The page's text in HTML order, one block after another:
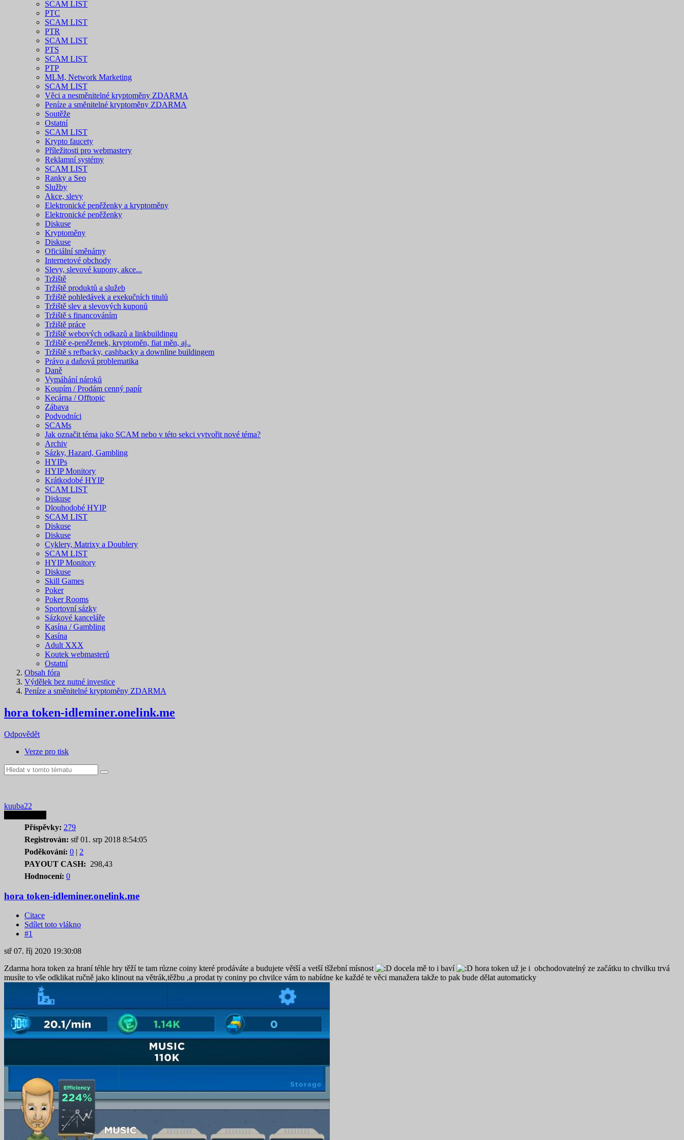
SCAM LIST
PTC
SCAM LIST
PTR
SCAM LIST
PTS
SCAM LIST
PTP
MLM, Network Marketing
SCAM LIST
Věci a nesměnitelné kryptoměny ZDARMA
Peníze a směnitelné kryptoměny ZDARMA
Soutěže
Ostatní
SCAM LIST
Krypto faucety
Příležitosti pro webmastery
Reklamní systémy
SCAM LIST
Ranky a Seo
Služby
Akce, slevy
Elektronické peněženky a kryptoměny
Elektronické peněženky
Diskuse
Kryptoměny
Diskuse
Oficiální směnárny
Internetové obchody
Slevy, slevové kupony, akce...
Tržiště
Tržiště produktů a služeb
Tržiště pohledávek a exekučních titulů
Tržiště slev a slevových kuponů
Tržiště s financováním
Tržiště práce
Tržiště webových odkazů a linkbuildingu
Tržiště e-peněženek, kryptoměn, fiat měn, aj..
Tržiště s refbacky, cashbacky a downline buildingem
Právo a daňová problematika
Daně
Vymáhání nároků
Koupím / Prodám cenný papír
Kecárna / Offtopic
Zábava
Podvodníci
SCAMs
Jak označit téma jako SCAM nebo v této sekci vytvořit nové téma?
Archiv
Sázky, Hazard, Gambling
HYIPs
HYIP Monitory
Krátkodobé HYIP
SCAM LIST
Diskuse
Dlouhodobé HYIP
SCAM LIST
Diskuse
Diskuse
Cyklery, Matrixy a Doublery
SCAM LIST
HYIP Monitory
Diskuse
Skill Games
Poker
Poker Rooms
Sportovní sázky
Sázkové kanceláře
Kasína / Gambling
Kasína
Adult XXX
Koutek webmasterů
Ostatní
Obsah fóra
Výdělek bez nutné investice
Peníze a směnitelné kryptoměny ZDARMA
hora token-idleminer.onelink.me
Odpovědět
Verze pro tisk
kuuba22
Příspěvky: 279
Registrován: stř 01. srp 2018 8:54:05
Poděkování: 0 | 2
PAYOUT CASH: 298,43
Hodnocení: 0
hora token-idleminer.onelink.me
Citace
Sdílet toto vlákno
#1
stř 07. říj 2020 19:30:08
Zdarma hora token za hraní téhle hry těží te tam různe coiny které prodáváte a budujete větší a vetší tšžební mísnost
docela mě to i baví
hora token už je i obchodovatelný ze začátku to chvilku trvá
musíte to vše odklikat ručně jako klinout na větrák,těžbu ,a prodat ty coniny po chvilce vám to nabídne ke každé te věci manažera takže to pak bude dělat automaticky